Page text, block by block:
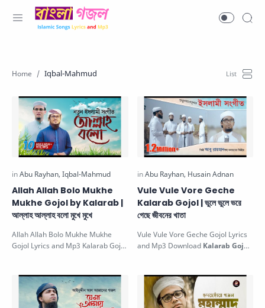
Iqbal-Mahmud
Allah Allah Bolo Mukhe
Mukhe Gojol by Kalarab |
আল্লাহ আল্লাহ বলো মুখে মুখে
Allah Allah Bolo Mukhe Mukhe
Gojol Lyrics and Mp3 Kalarab Gojol
Vule Vule Vore Geche
Kalarab Gojol | ভুলে ভুলে ভরে
গেছে জীবনের খাতা
Vule Vule Vore Geche Gojol Lyrics
and Mp3 Download Kalarab Gojol